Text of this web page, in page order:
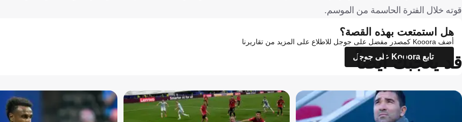
قوته خلال الفترة الحاسمة من الموسم.
هل استمتعت بهذه القصة؟
أضف Kooora كمصدر مفضل على جوجل للاطلاع على المزيد من تقاريرنا
تابع Kooora على جوجل
قد يعجبك أيضاً